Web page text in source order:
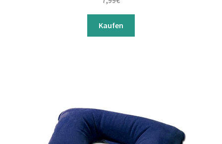
Kaufen